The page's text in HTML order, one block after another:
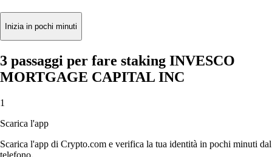
Inizia in pochi minuti
3 passaggi per fare staking INVESCO
MORTGAGE CAPITAL INC
1
Scarica l'app
Scarica l'app di Crypto.com e verifica la tua identità in pochi minuti dal
telefono.